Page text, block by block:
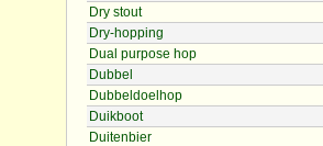
Dry stout
Dry-hopping
Dual purpose hop
Dubbel
Dubbeldoelhop
Duikboot
Duitenbier